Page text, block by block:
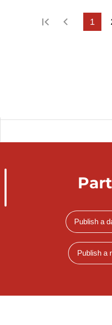
First page
1
Publish a
Publish a